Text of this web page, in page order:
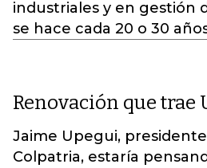
industriales y en gestión
se hace cada 20 o 30
Renovación que trae
Jaime Upegui,
Colpatria, estaría